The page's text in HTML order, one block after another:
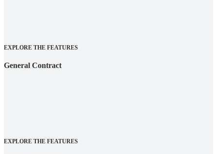
EXPLORE THE FEATURES
General Contract
EXPLORE THE FEATURES